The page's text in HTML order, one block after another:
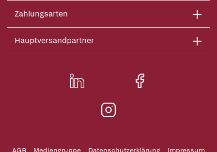
Zahlungsarten
Hauptversandpartner
AGB Mediengruppe Datenschutzerklärung Impressum